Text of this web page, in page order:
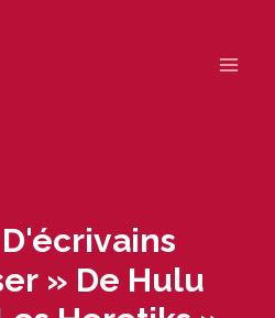
» De Hulu